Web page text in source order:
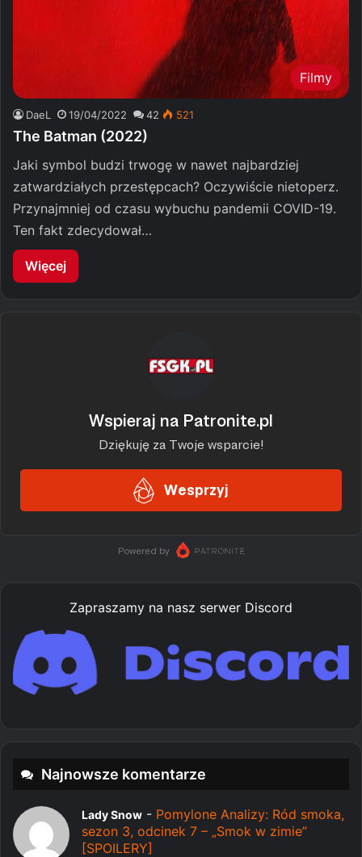
Filmy
DaeL 19/04/2022 42 521
The Batman (2022)
Jaki symbol budzi trwogę w nawet najbardziej
zatwardziałych przestępcach? Oczywiście nietoperz.
Przynajmniej od czasu wybuchu pandemii COVID-19.
Ten fakt zdecydował…
Więcej
Zapraszamy na nasz serwer Discord
Najnowsze komentarze
Lady Snow - Pomylone Analizy: Ród smoka,
sezon 3, odcinek 7 – „Smok w zimie”
[SPOILERY]